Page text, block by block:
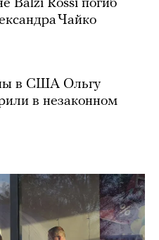
Balzi Rossi погиб
Чайко
в США Ольгу
в незаконном